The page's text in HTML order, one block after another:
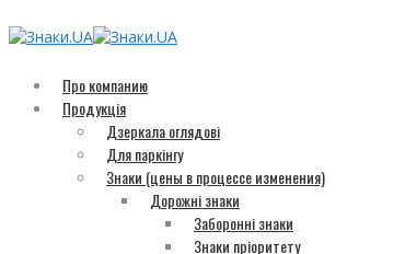
Про компанию
Продукція
Дзеркала оглядові
Для паркінгу
Знаки (цены в процессе изменения)
Дорожні знаки
Заборонні знаки
Знаки пріоритету